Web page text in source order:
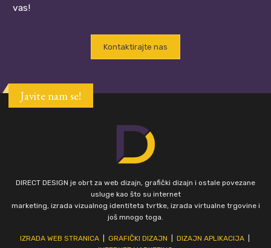
vas!
Kontaktirajte nas
Javite nam se!
DIRECT DESIGN je obrt za web dizajn, grafički dizajn i ostale povezane
usluge kao što su internet
marketing, izrada vizualnog identiteta tvrtke, izrada virtualne trgovine i
još mnogo toga.
IZRADA WEB STRANICA| GRAFIČKI DIZAJN DIZAJN APLIKACIJA|